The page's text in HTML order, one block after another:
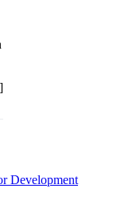
Development